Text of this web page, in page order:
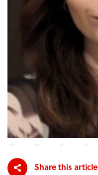
Share this article